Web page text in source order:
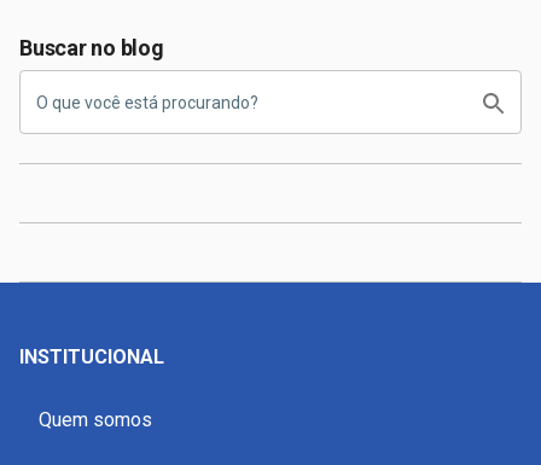
Buscar no blog
INSTITUCIONAL
Quem somos